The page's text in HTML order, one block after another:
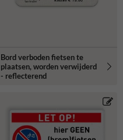
Bord verboden fietsen te
plaatsen, worden verwijderd
- reflecterend